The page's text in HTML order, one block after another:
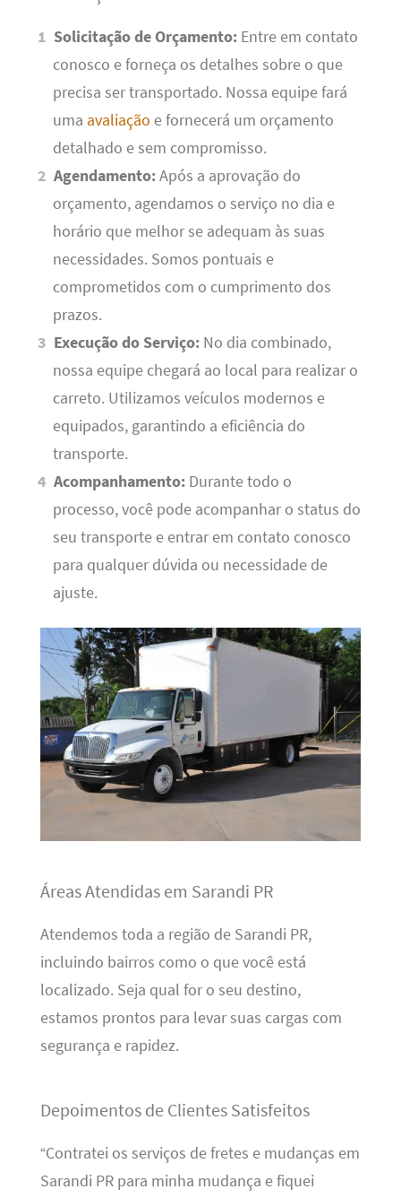
Solicitação de Orçamento: Entre em contato
conosco e forneça os detalhes sobre o que
precisa ser transportado. Nossa equipe fará
uma avaliação e fornecerá um orçamento
detalhado e sem compromisso.
Agendamento:Após a aprovação do
orçamento, agendamos o serviço no dia e
horário que melhor se adequam às suas
necessidades. Somos pontuais e
comprometidos com o cumprimento dos
prazos.
Execução do Serviço: No dia combinado,
nossa equipe chegará ao local para realizar o
carreto. Utilizamos veículos modernos e
equipados, garantindo a eficiência do
transporte.
Acompanhamento: Durante todo o
processo, você pode acompanhar o status do
seu transporte e entrar em contato conosco
para qualquer dúvida ou necessidade de
ajuste.
Áreas Atendidas em Sarandi PR
Atendemos toda a região de Sarandi PR,
incluindo bairros como o que você está
localizado. Seja qual for o seu destino,
estamos prontos para levar suas cargas com
segurança e rapidez.
Depoimentos de Clientes Satisfeitos
“Contratei os serviços de fretes e mudanças em
Sarandi PR para minha mudança e fiquei